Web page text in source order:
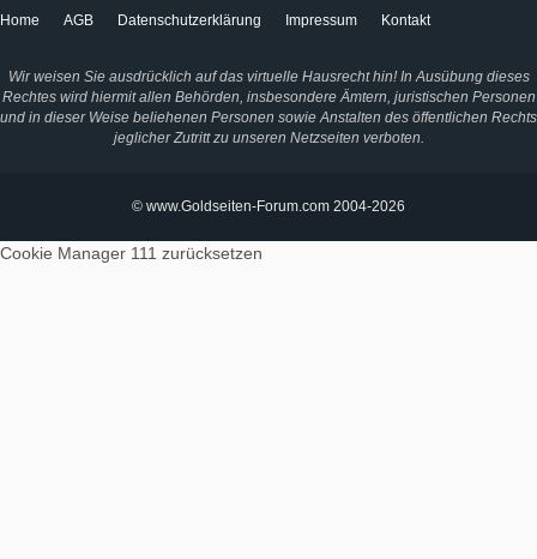
Home AGB Datenschutzerklärung Impressum Kontakt
Wir weisen Sie ausdrücklich auf das virtuelle Hausrecht hin! In Ausübung dieses
Rechtes wird hiermit allen Behörden, insbesondere Ämtern, juristischen Personen
und in dieser Weise beliehenen Personen sowie Anstalten des öffentlichen Rechts
jeglicher Zutritt zu unseren Netzseiten verboten.
© www.Goldseiten-Forum.com 2004-2026
Cookie Manager 111 zurücksetzen